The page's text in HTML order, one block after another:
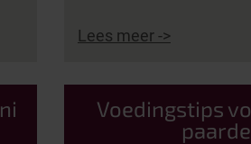
Lees meer ->
Voedingstips